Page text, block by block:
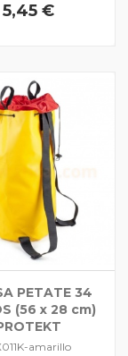
5,45 €
PETATE 34
(56 x 28 cm)
amarillo